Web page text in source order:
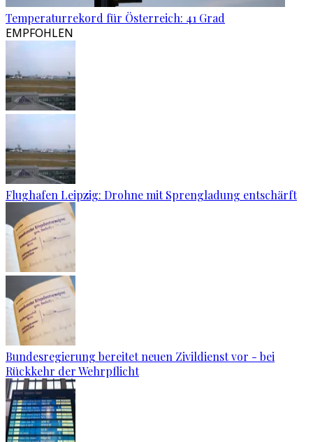
Temperaturrekord für Österreich: 41 Grad
EMPFOHLEN
Flughafen Leipzig: Drohne mit Sprengladung entschärft
Bundesregierung bereitet neuen Zivildienst vor - bei
Rückkehr der Wehrpflicht